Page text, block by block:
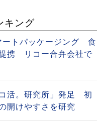
キング
ートパッケージング 食
携 リコー合弁会社で
活。研究所」発足 初
開けやすさを研究